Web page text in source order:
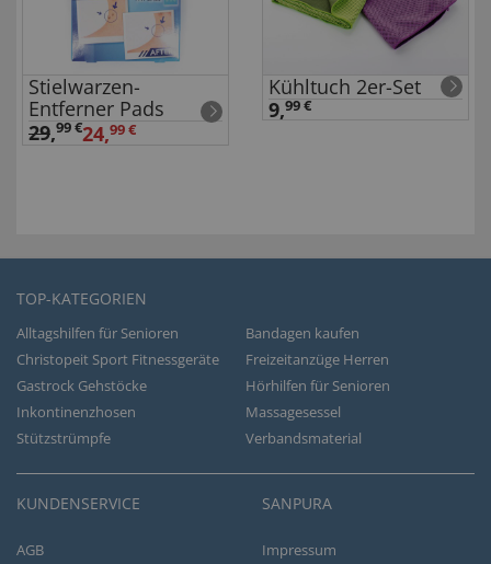
Stielwarzen-
Entferner Pads
29,99 €24,99 €
Kühltuch 2er-Set
9,99 €
TOP-KATEGORIEN
Alltagshilfen für Senioren
Bandagen kaufen
Christopeit Sport Fitnessgeräte
Freizeitanzüge Herren
Gastrock Gehstöcke
Hörhilfen für Senioren
Inkontinenzhosen
Massagesessel
Stützstrümpfe
Verbandsmaterial
KUNDENSERVICE
AGB
SANPURA
Impressum